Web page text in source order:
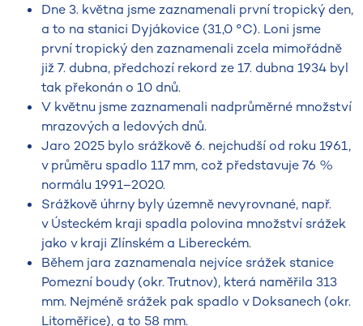
Dne 3. května jsme zaznamenali první tropický den,
a to na stanici Dyjákovice (31,0 °C). Loni jsme
první tropický den zaznamenali zcela mimořádně
již 7. dubna, předchozí rekord ze 17. dubna 1934 byl
tak překonán o 10 dnů.
V květnu jsme zaznamenali nadprůměrné množství
mrazových a ledových dnů.
Jaro 2025 bylo srážkově 6. nejchudší od roku 1961,
v průměru spadlo 117 mm, což představuje 76 %
normálu 1991–2020.
Srážkově úhrny byly územně nevyrovnané, např.
v Ústeckém kraji spadla polovina množství srážek
jako v kraji Zlínském a Libereckém.
Během jara zaznamenala nejvíce srážek stanice
Pomezní boudy (okr. Trutnov), která naměřila 313
mm. Nejméně srážek pak spadlo v Doksanech (okr.
Litoměřice), a to 58 mm.